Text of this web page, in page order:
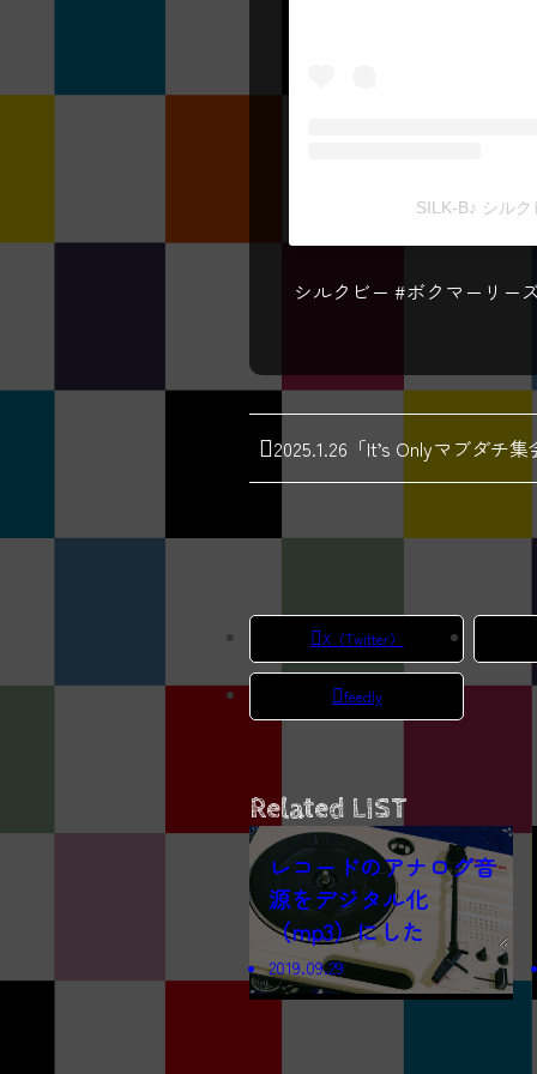
SILK-B♪ シル
シルクビー #ボクマーリー
2025.1.26「It’s Onlyマブダチ
X（Twitter）
feedly
Related LIST
レコードのアナログ音
源をデジタル化
（mp3）にした
2019.09.29